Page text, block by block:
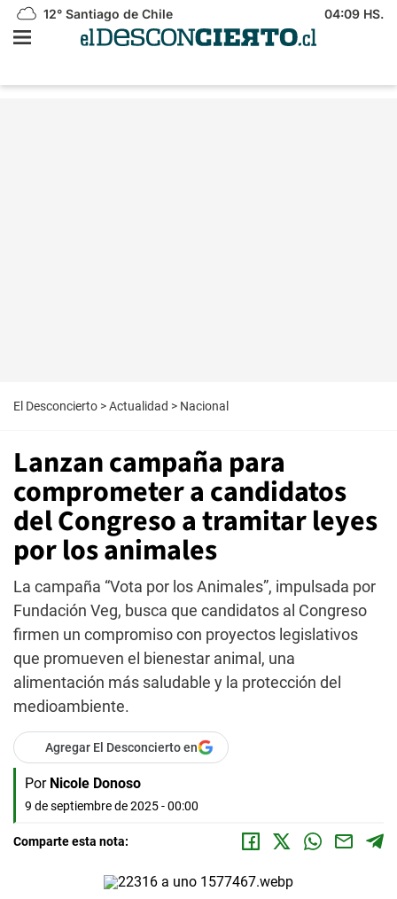
12° Santiago de Chile 04:09 HS.
El Desconcierto >Actualidad > Nacional
Lanzan campaña para
comprometer a candidatos
del Congreso a tramitar leyes
por los animales
La campaña “Vota por los Animales”, impulsada por
Fundación Veg, busca que candidatos al Congreso
firmen un compromiso con proyectos legislativos
que promueven el bienestar animal, una
alimentación más saludable y la protección del
medioambiente.
Agregar El Desconcierto en
Por Nicole Donoso
9 de septiembre de 2025 - 00:00
Comparte esta nota: